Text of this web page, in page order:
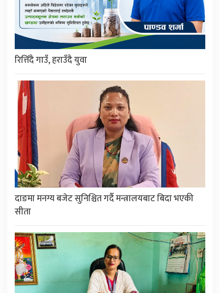
रित्तिँदै गाउँ, हराउँदै युवा
दाङमा मनग्य बजेट सुनिश्चित गर्दै मन्त्रालयबाट बिदा भएकी
सीता